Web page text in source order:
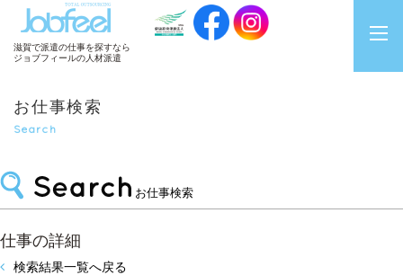
JobFeel
滋賀で派遣の仕事を探すなら
ジョブフィールの人材派遣
お仕事検索
Search
お仕事検索
仕事の詳細
検索結果一覧へ戻る